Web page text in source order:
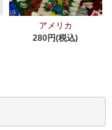
アメリカ
280円(税込)